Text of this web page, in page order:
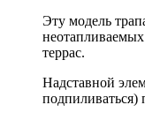
Эту модель
террас.
Надставной
подпиливаться)